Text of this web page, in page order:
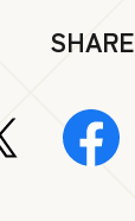
SHARE